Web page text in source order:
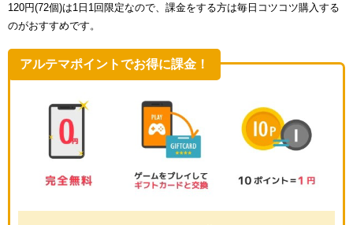
120円(72個)は1日1回限定なので、課金をする方は毎日コツコツ購入する
のがおすすめです。
アルテマポイントでお得に課金！